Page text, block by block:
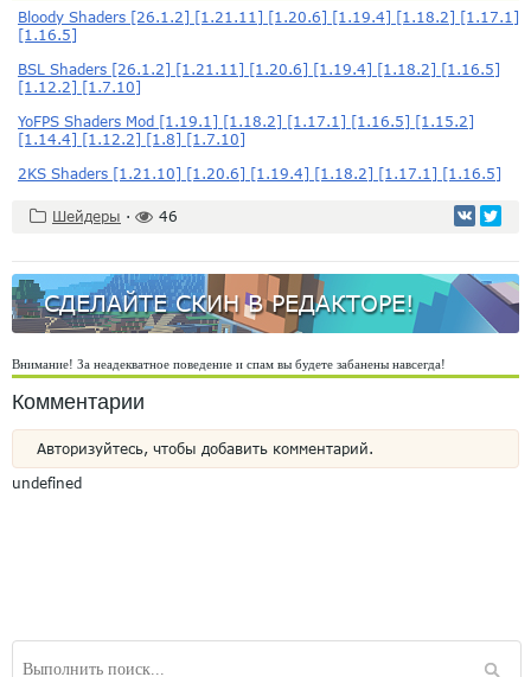
Bloody Shaders [26.1.2] [1.21.11] [1.20.6] [1.19.4] [1.18.2] [1.17.1]
[1.16.5]
BSL Shaders [26.1.2] [1.21.11] [1.20.6] [1.19.4] [1.18.2] [1.16.5]
[1.12.2] [1.7.10]
YoFPS Shaders Mod [1.19.1] [1.18.2] [1.17.1] [1.16.5] [1.15.2]
[1.14.4] [1.12.2] [1.8] [1.7.10]
2KS Shaders [1.21.10] [1.20.6] [1.19.4] [1.18.2] [1.17.1] [1.16.5]
Шейдеры · 46
СДЕЛАЙТЕ СКИН В РЕДАКТОРЕ!
Внимание! За неадекватное поведение и спам вы будете забанены навсегда!
Комментарии
Авторизуйтесь, чтобы добавить комментарий.
undefined